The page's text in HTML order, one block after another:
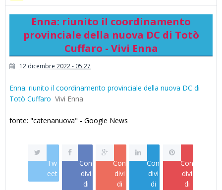
provinciale della nuova DC di Totò Cuffaro - Vivi Enna
Enna: riunito il coordinamento
provinciale della nuova DC di Totò
Cuffaro - Vivi Enna
12 dicembre 2022 - 05:27
Enna: riunito il coordinamento provinciale della nuova DC di
Totò Cuffaro Vivi Enna
fonte: "catenanuova" - Google News
Tw
eet
Con
divi
di
Con
divi
di
Con
divi
di
Con
divi
di